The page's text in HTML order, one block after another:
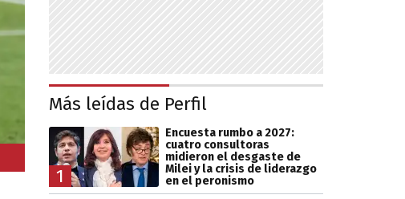
Más leídas de Perfil
1
Encuesta rumbo a 2027:
cuatro consultoras
midieron el desgaste de
Milei y la crisis de liderazgo
en el peronismo